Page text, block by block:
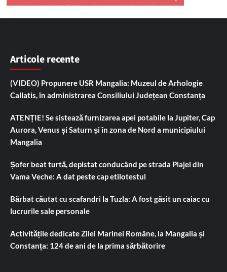
Articole recente
(VIDEO) Propunere USR Mangalia: Muzeul de Arhologie
Callatis, în administrarea Consiliului Județean Constanța
ATENȚIE! Se sistează furnizarea apei potabile la Jupiter, Cap
Aurora, Venus și Saturn și în zona de Nord a municipiului
Mangalia
Șofer beat turtă, depistat conducând pe strada Plajei din
Vama Veche: A dat peste cap etilotestul
Bărbat căutat cu scafandri la Tuzla: A fost găsit un caiac cu
lucrurile sale personale
Activitățile dedicate Zilei Marinei Române, la Mangalia și
Constanța: 124 de ani de la prima sărbătorire